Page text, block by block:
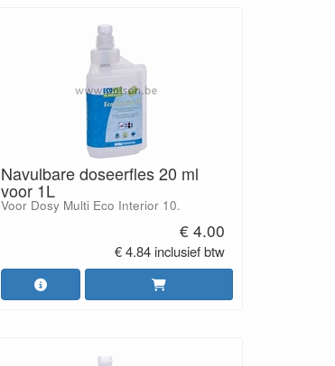
Navulbare doseerfles 20 ml
voor 1L
Voor Dosy Multi Eco Interior 10.
€ 4.00
€ 4.84 inclusief btw